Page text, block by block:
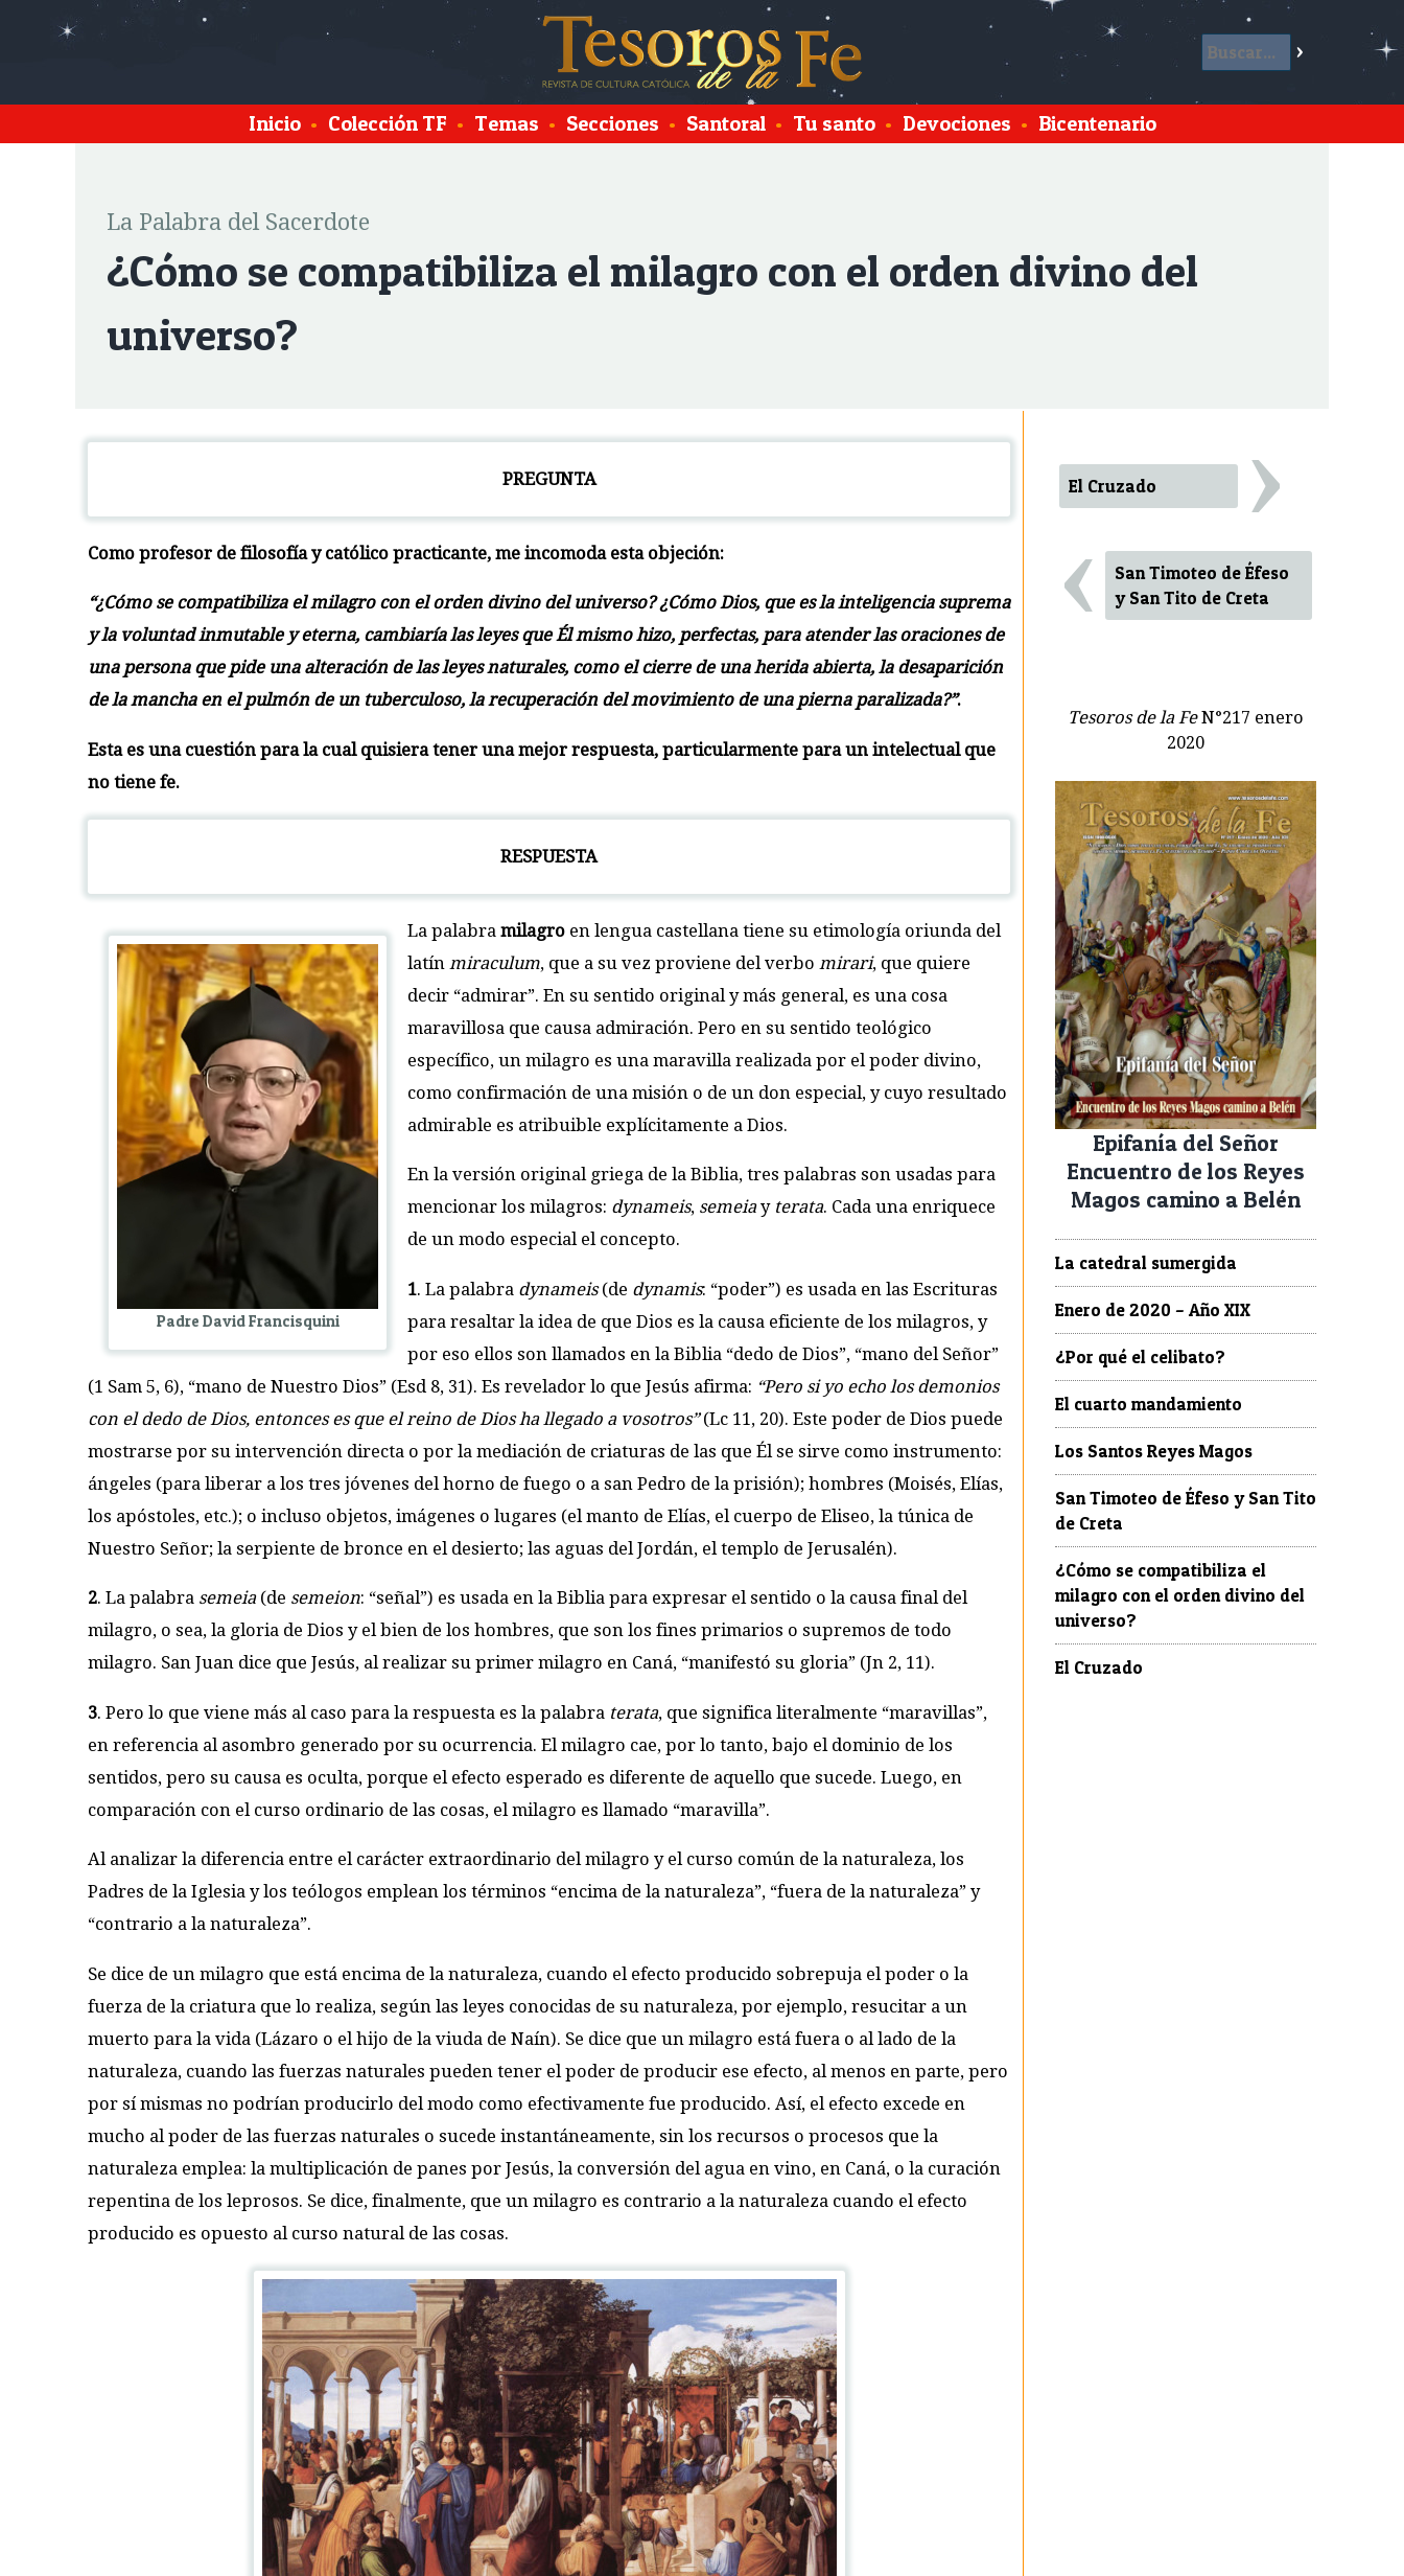
Inicio • Colección TF • Temas • Secciones • Santoral • Tu santo • Devociones • Bicentenario
La Palabra del Sacerdote
¿Cómo se compatibiliza el milagro con el orden divino del
universo?
PREGUNTA
Como profesor de filosofía y católico practicante, me incomoda esta objeción:
“¿Cómo se compatibiliza el milagro con el orden divino del universo? ¿Cómo Dios, que es la inteligencia suprema
y la voluntad inmutable y eterna, cambiaría las leyes que Él mismo hizo, perfectas, para atender las oraciones de
una persona que pide una alteración de las leyes naturales, como el cierre de una herida abierta, la desaparición
de la mancha en el pulmón de un tuberculoso, la recuperación del movimiento de una pierna paralizada?”.
Esta es una cuestión para la cual quisiera tener una mejor respuesta, particularmente para un intelectual que
no tiene fe.
RESPUESTA
Padre David Francisquini
La palabra milagro en lengua castellana tiene su etimología oriunda del
latín miraculum, que a su vez proviene del verbo mirari, que quiere
decir “admirar”. En su sentido original y más general, es una cosa
maravillosa que causa admiración. Pero en su sentido teológico
específico, un milagro es una maravilla realizada por el poder divino,
como confirmación de una misión o de un don especial, y cuyo resultado
admirable es atribuible explícitamente a Dios.
En la versión original griega de la Biblia, tres palabras son usadas para
mencionar los milagros: dynameis, semeiay terata. Cada una enriquece
de un modo especial el concepto.
1. La palabra dynameis(de dynamis: “poder”) es usada en las Escrituras
para resaltar la idea de que Dios es la causa eficiente de los milagros, y
por eso ellos son llamados en la Biblia “dedo de Dios”, “mano del Señor”
(1 Sam 5, 6), “mano de Nuestro Dios” (Esd 8, 31). Es revelador lo que Jesús afirma: “Pero si yo echo los demonios
con el dedo de Dios, entonces es que el reino de Dios ha llegado a vosotros”(Lc 11, 20). Este poder de Dios puede
mostrarse por su intervención directa o por la mediación de criaturas de las que Él se sirve como instrumento:
ángeles (para liberar a los tres jóvenes del horno de fuego o a san Pedro de la prisión); hombres (Moisés, Elías,
los apóstoles, etc.); o incluso objetos, imágenes o lugares (el manto de Elías, el cuerpo de Eliseo, la túnica de
Nuestro Señor; la serpiente de bronce en el desierto; las aguas del Jordán, el templo de Jerusalén).
2. La palabra semeia(de semeion: “señal”) es usada en la Biblia para expresar el sentido o la causa final del
milagro, o sea, la gloria de Dios y el bien de los hombres, que son los fines primarios o supremos de todo
milagro. San Juan dice que Jesús, al realizar su primer milagro en Caná, “manifestó su gloria” (Jn 2, 11).
3. Pero lo que viene más al caso para la respuesta es la palabra terata, que significa literalmente “maravillas”,
en referencia al asombro generado por su ocurrencia. El milagro cae, por lo tanto, bajo el dominio de los
sentidos, pero su causa es oculta, porque el efecto esperado es diferente de aquello que sucede. Luego, en
comparación con el curso ordinario de las cosas, el milagro es llamado “maravilla”.
Al analizar la diferencia entre el carácter extraordinario del milagro y el curso común de la naturaleza, los
Padres de la Iglesia y los teólogos emplean los términos “encima de la naturaleza”, “fuera de la naturaleza” y
“contrario a la naturaleza”.
Se dice de un milagro que está encima de la naturaleza, cuando el efecto producido sobrepuja el poder o la
fuerza de la criatura que lo realiza, según las leyes conocidas de su naturaleza, por ejemplo, resucitar a un
muerto para la vida (Lázaro o el hijo de la viuda de Naín). Se dice que un milagro está fuera o al lado de la
naturaleza, cuando las fuerzas naturales pueden tener el poder de producir ese efecto, al menos en parte, pero
por sí mismas no podrían producirlo del modo como efectivamente fue producido. Así, el efecto excede en
mucho al poder de las fuerzas naturales o sucede instantáneamente, sin los recursos o procesos que la
naturaleza emplea: la multiplicación de panes por Jesús, la conversión del agua en vino, en Caná, o la curación
repentina de los leprosos. Se dice, finalmente, que un milagro es contrario a la naturaleza cuando el efecto
producido es opuesto al curso natural de las cosas.
El Cruzado ›
‹
San Timoteo de Éfeso
y San Tito de Creta
Tesoros de la FeN°217 enero
2020
Epifanía del Señor
Encuentro de los Reyes
Magos camino a Belén
La catedral sumergida
Enero de 2020 – Año XIX
¿Por qué el celibato?
El cuarto mandamiento
Los Santos Reyes Magos
San Timoteo de Éfeso y San Tito
de Creta
¿Cómo se compatibiliza el
milagro con el orden divino del
universo?
El Cruzado